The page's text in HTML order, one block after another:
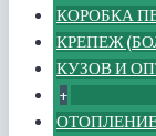
КОРОБКА
КРЕПЕЖ
КУЗОВ И
+